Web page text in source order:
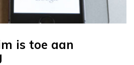
is toe aan